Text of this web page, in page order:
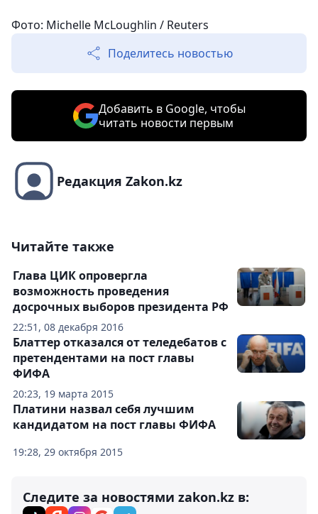
Фото: Michelle McLoughlin / Reuters
Поделитесь новостью
Добавить в Google, чтобы
читать новости первым
Редакция Zakon.kz
Читайте также
22:51, 08 декабря 2016
Глава ЦИК опровергла
возможность проведения
досрочных выборов президента РФ
20:23, 19 марта 2015
Блаттер отказался от теледебатов с
претендентами на пост главы
ФИФА
19:28, 29 октября 2015
Платини назвал себя лучшим
кандидатом на пост главы ФИФА
Следите за новостями zakon.kz в: